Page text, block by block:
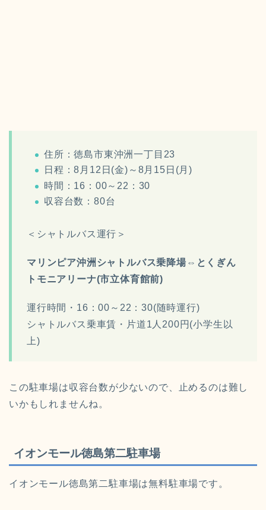
住所：徳島市東沖洲一丁目23
日程：8月12日(金)～8月15日(月)
時間：16：00～22：30
収容台数：80台
＜シャトルバス運行＞
マリンピア沖洲シャトルバス乗降場⇔とくぎん
トモニアリーナ(市立体育館前)
運行時間・16：00～22：30(随時運行)
シャトルバス乗車賃・片道1人200円(小学生以
上)
この駐車場は収容台数が少ないので、止めるのは難し
いかもしれませんね。
イオンモール徳島第二駐車場
イオンモール徳島第二駐車場は無料駐車場です。